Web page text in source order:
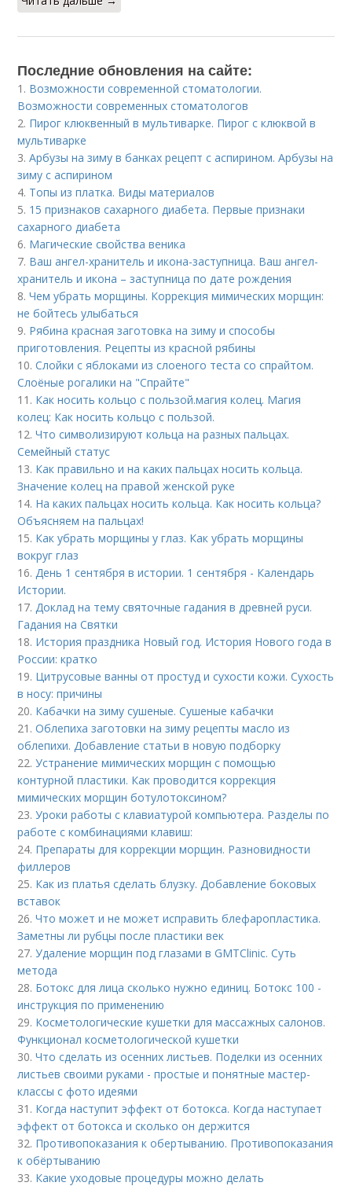
Последние обновления на сайте:
1. Возможности современной стоматологии.
Возможности современных стоматологов
2. Пирог клюквенный в мультиварке. Пирог с клюквой в
мультиварке
3.Арбузы на зиму в банках рецепт с аспирином. Арбузы на
зиму с аспирином
4. Топы из платка. Виды материалов
5. 15 признаков сахарного диабета. Первые признаки
сахарного диабета
6. Магические свойства веника
7. Ваш ангел-хранитель и икона-заступница. Ваш ангел-
хранитель и икона – заступница по дате рождения
8.Чем убрать морщины. Коррекция мимических морщин:
не бойтесь улыбаться
9. Рябина красная заготовка на зиму и способы
приготовления. Рецепты из красной рябины
10.Слойки с яблоками из слоеного теста со спрайтом.
Слоёные рогалики на "Спрайте"
11. Как носить кольцо с пользой. магия колец. Магия
колец: Как носить кольцо с пользой.
12.Что символизируют кольца на разных пальцах.
Семейный статус
13. Как правильно и на каких пальцах носить кольца.
Значение колец на правой женской руке
14. На каких пальцах носить кольца. Как носить кольца?
Объясняем на пальцах!
15. Как убрать морщины у глаз. Как убрать морщины
вокруг глаз
16.День 1 сентября в истории. 1 сентября - Календарь
Истории.
17.Доклад на тему святочные гадания в древней руси.
Гадания на Святки
18. История праздника Новый год. История Нового года в
России: кратко
19. Цитрусовые ванны от простуд и сухости кожи. Сухость
в носу: причины
20. Кабачки на зиму сушеные. Сушеные кабачки
21.Облепиха заготовки на зиму рецепты масло из
облепихи. Добавление статьи в новую подборку
22.Устранение мимических морщин с помощью
контурной пластики. Как проводится коррекция
мимических морщин ботулотоксином?
23.Уроки работы с клавиатурой компьютера. Разделы по
работе с комбинациями клавиш:
24. Препараты для коррекции морщин. Разновидности
филлеров
25. Как из платья сделать блузку. Добавление боковых
вставок
26.Что может и не может исправить блефаропластика.
Заметны ли рубцы после пластики век
27.Удаление морщин под глазами в GMTClinic. Суть
метода
28. Ботокс для лица сколько нужно единиц. Ботокс 100 -
инструкция по применению
29. Косметологические кушетки для массажных салонов.
Функционал косметологической кушетки
30.Что сделать из осенних листьев. Поделки из осенних
листьев своими руками - простые и понятные мастер-
классы с фото идеями
31. Когда наступит эффект от ботокса. Когда наступает
эффект от ботокса и сколько он держится
32. Противопоказания к обертыванию. Противопоказания
к обёртыванию
33. Какие уходовые процедуры можно делать